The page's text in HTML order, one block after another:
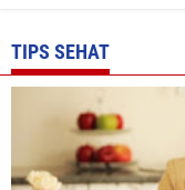
TIPS SEHAT